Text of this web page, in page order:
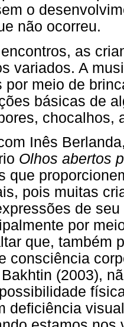
o
não ocorreu.
as
variados. A
por meio de
básicas de
chocalhos,
Inês
Olhos abertos
que
pois muitas
de
por
que, também
consciência
(2003),
deficiência